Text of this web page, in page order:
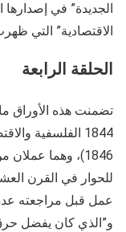
الجديدة” في
الاقتصادية” التي ظهرت
الحلقة الرابعة
تضمنت هذه
1846)، وهما
للحوار في القرن
عمل قبل مراجعته
و”الذي كان يفضل